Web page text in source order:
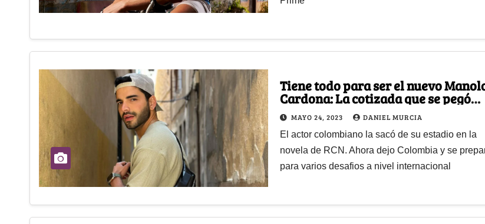
Tiene todo para ser el nuevo
Cardona: La cotizada que se pegó
Sebastián Carvajal con Ana de nadie
MAYO 24, 2023 DANIEL MURCIA
El actor colombiano la sacó de su estadio en la
novela de RCN. Ahora dejo Colombia y se
para varios desafios a nivel internacional